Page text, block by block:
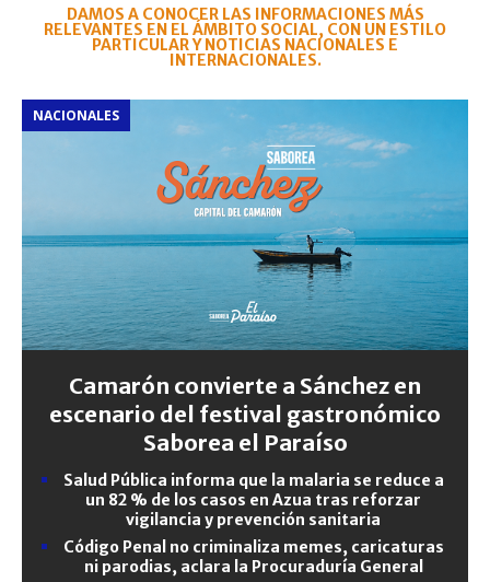
DAMOS A CONOCER LAS INFORMACIONES MÁS
RELEVANTES EN EL ÁMBITO SOCIAL, CON UN ESTILO
PARTICULAR Y NOTICIAS NACIONALES E
INTERNACIONALES.
NACIONALES
Camarón convierte a Sánchez en
escenario del festival gastronómico
Saborea el Paraíso
Salud Pública informa que la malaria se reduce a
un 82 % de los casos en Azua tras reforzar
vigilancia y prevención sanitaria
Código Penal no criminaliza memes, caricaturas
ni parodias, aclara la Procuraduría General